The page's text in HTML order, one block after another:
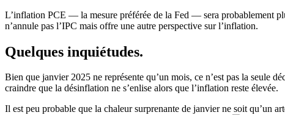
L’inflation PCE — la mesure préférée de la Fed — sera probablement
n’annule pas l’IPC mais offre une autre perspective sur l’inflation.
Quelques inquiétudes.
Bien que janvier 2025 ne représente qu’un mois, ce n’est pas la seule
craindre que la désinflation ne s’enlise alors que l’inflation reste élevée.
Il est peu probable que la chaleur surprenante de janvier ne soit qu’un